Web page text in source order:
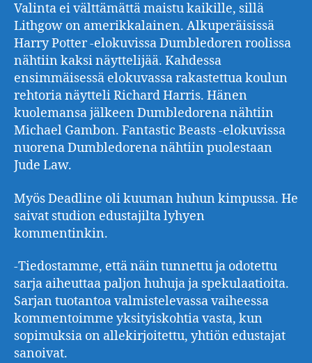
Valinta ei välttämättä maistu kaikille, sillä
Lithgow on amerikkalainen. Alkuperäisissä
Harry Potter -elokuvissa Dumbledoren roolissa
nähtiin kaksi näyttelijää. Kahdessa
ensimmäisessä elokuvassa rakastettua koulun
rehtoria näytteli Richard Harris. Hänen
kuolemansa jälkeen Dumbledorena nähtiin
Michael Gambon. Fantastic Beasts -elokuvissa
nuorena Dumbledorena nähtiin puolestaan
Jude Law.
Myös Deadline oli kuuman huhun kimpussa. He
saivat studion edustajilta lyhyen
kommentinkin.
-Tiedostamme, että näin tunnettu ja odotettu
sarja aiheuttaa paljon huhuja ja spekulaatioita.
Sarjan tuotantoa valmistelevassa vaiheessa
kommentoimme yksityiskohtia vasta, kun
sopimuksia on allekirjoitettu, yhtiön edustajat
sanoivat.